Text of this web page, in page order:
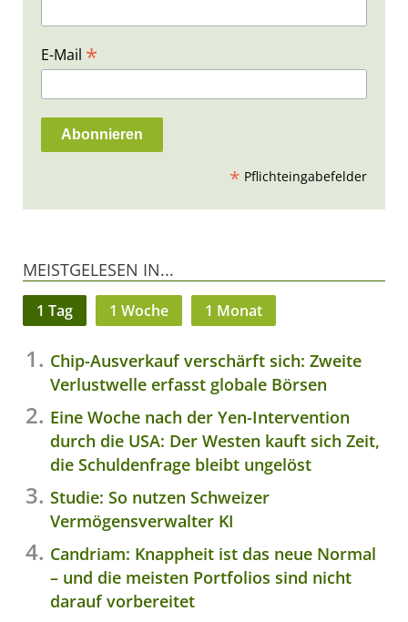
E-Mail *
* Pflichteingabefelder
MEISTGELESEN IN...
1 Tag 1 Woche 1 Monat
Chip-Ausverkauf verschärft sich: Zweite
Verlustwelle erfasst globale Börsen
Eine Woche nach der Yen-Intervention
durch die USA: Der Westen kauft sich Zeit,
die Schuldenfrage bleibt ungelöst
Studie: So nutzen Schweizer
Vermögensverwalter KI
Candriam: Knappheit ist das neue Normal
– und die meisten Portfolios sind nicht
darauf vorbereitet